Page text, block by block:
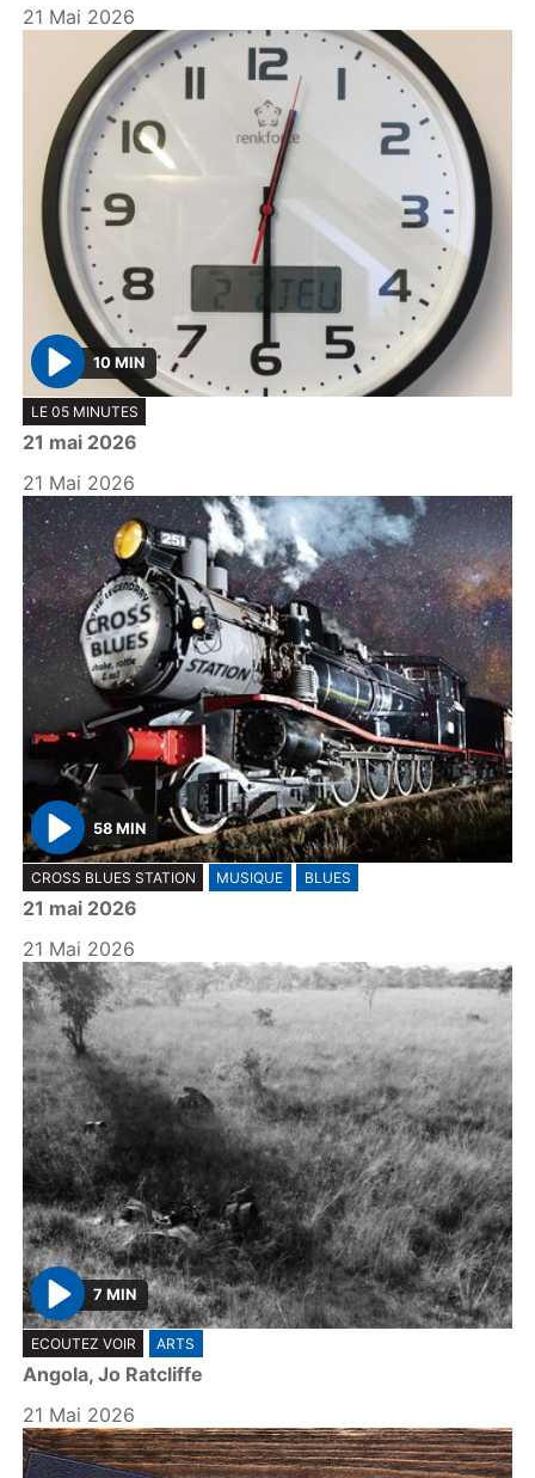
21 Mai 2026
P
l
a
y
10 MIN
LE 05 MINUTES
21 mai 2026
21 Mai 2026
P
l
a
y
58 MIN
CROSS BLUES STATION MUSIQUE BLUES
21 mai 2026
21 Mai 2026
P
l
a
y
7 MIN
ECOUTEZ VOIR ARTS
Angola, Jo Ratcliffe
21 Mai 2026